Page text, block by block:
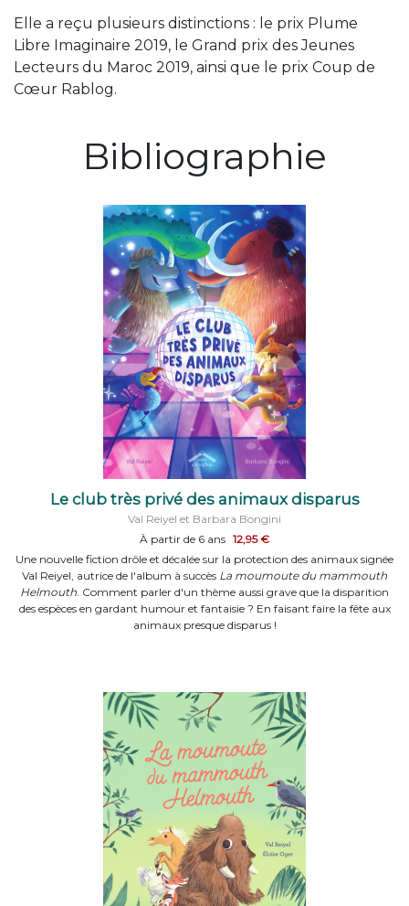
Elle a reçu plusieurs distinctions : le prix Plume
Libre Imaginaire 2019, le Grand prix des Jeunes
Lecteurs du Maroc 2019, ainsi que le prix Coup de
Cœur Rablog.
Bibliographie
Le club très privé des animaux disparus
Val Reiyel et Barbara Bongini
À partir de 6 ans 12,95 €
Une nouvelle fiction drôle et décalée sur la protection des animaux signée
Val Reiyel, autrice de l'album à succès La moumoute du mammouth
Helmouth. Comment parler d'un thème aussi grave que la disparition
des espèces en gardant humour et fantaisie ? En faisant faire la fête aux
animaux presque disparus !